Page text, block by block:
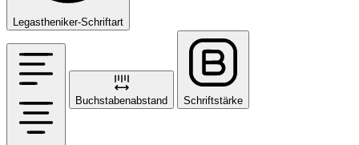
Legastheniker-Schriftart
Buchstabenabstand Schriftstärke